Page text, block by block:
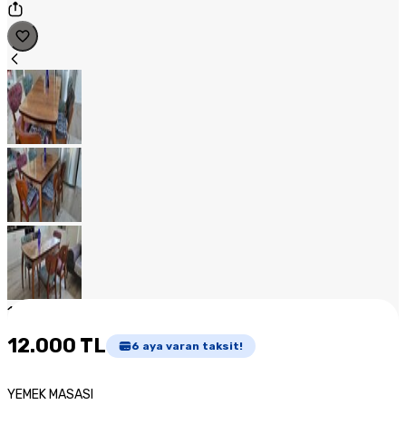
1
12.000 TL 6 aya varan taksit!
YEMEK MASASI